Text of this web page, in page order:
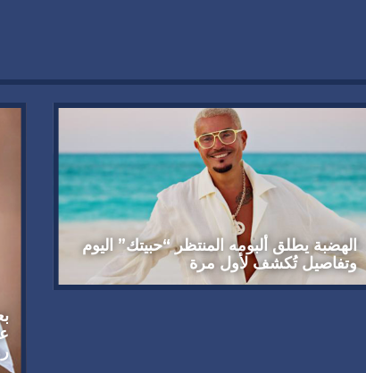
الهضبة يطلق ألبومه المنتظر “حبيتك” اليوم
وتفاصيل تُكشف لأول مرة